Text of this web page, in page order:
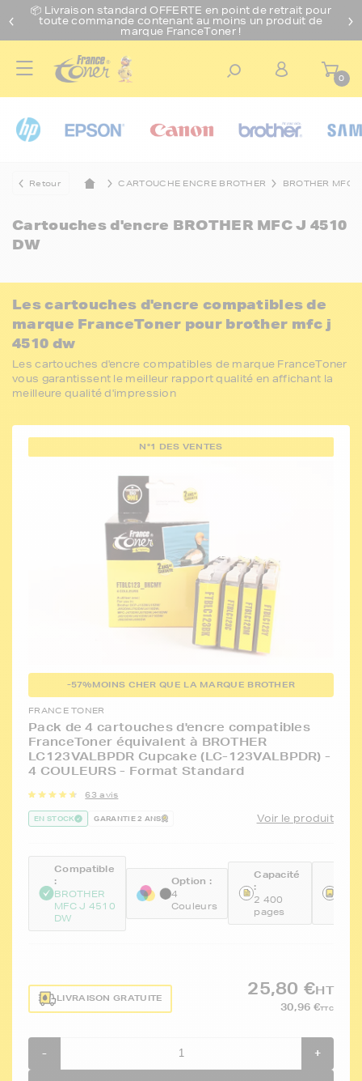
📦 Livraison standard OFFERTE en point de retrait pour
toute commande contenant au moins un produit de
marque FranceToner !
0
Retour CARTOUCHE ENCRE BROTHER BROTHER MFC
Cartouches d'encre BROTHER MFC J 4510
DW
Les cartouches d'encre compatibles de
marque FranceToner pour brother mfc j
4510 dw
Les cartouches d'encre compatibles de marque FranceToner
vous garantissent le meilleur rapport qualité en affichant la
meilleure qualité d'impression
N°1 DES VENTES
-57%MOINS CHER QUE LA MARQUE BROTHER
FRANCE TONER
Pack de 4 cartouches d'encre compatibles
FranceToner équivalent à BROTHER
LC123VALBPDR Cupcake (LC-123VALBPDR) -
4 COULEURS - Format Standard
63 avis
EN STOCK GARANTIE 2 ANS Voir le produit
Compatible
:
BROTHER
MFC J 4510
DW
Option :
4
Couleurs
Capacité
:
2 400
pages
LIVRAISON GRATUITE
25,80 €HT
30,96 €TTC
- +